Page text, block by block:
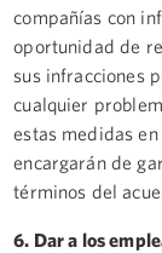
compañías con
oportunidad de
sus infracciones
cualquier
estas medidas
encargarán de
términos del
6. Dar a los